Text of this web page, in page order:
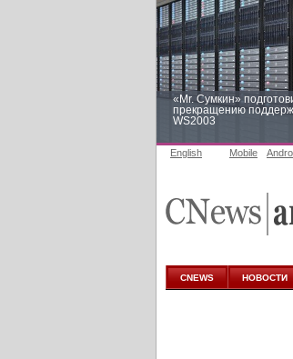
«Mr. Сумкин»
прекращению
WS2003
аналитике
English Mobile
CNEWS НОВОСТИ